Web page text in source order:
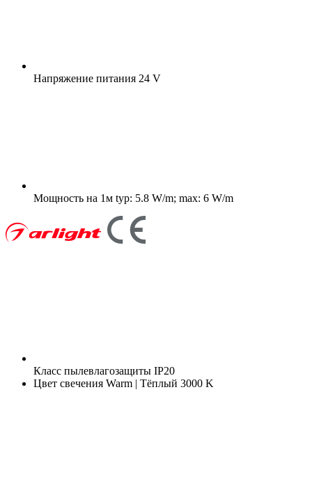
Напряжение питания 24 V
Мощность на 1м typ: 5.8 W/m; max: 6 W/m
Класс пылевлагозащиты IP20
Цвет свечения Warm | Тёплый 3000 K